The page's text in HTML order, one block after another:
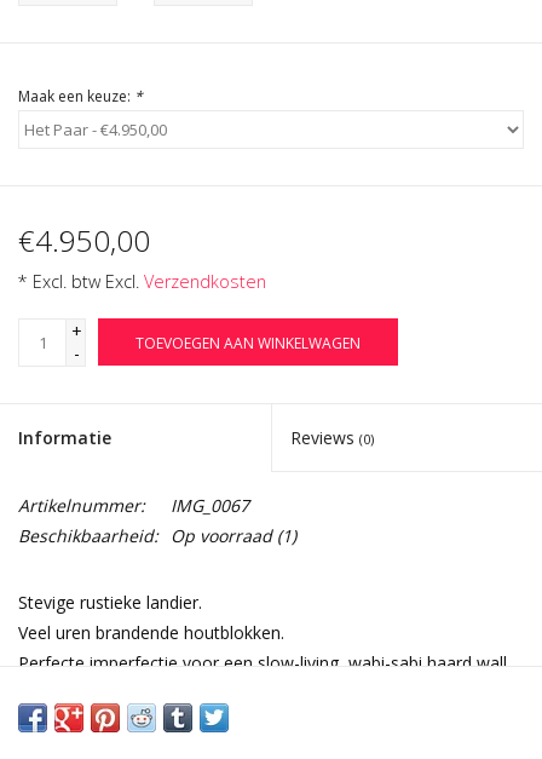
Maak een keuze: *
€4.950,00
* Excl. btw Excl. Verzendkosten
+
-
TOEVOEGEN AAN WINKELWAGEN
Informatie Reviews (0)
Artikelnummer:
IMG_0067
Beschikbaarheid: Op voorraad(1)
Stevige rustieke landier.
Veel uren brandende houtblokken.
Perfecte imperfectie voor een slow-living, wabi-sabi haard wall
Afmetingen: